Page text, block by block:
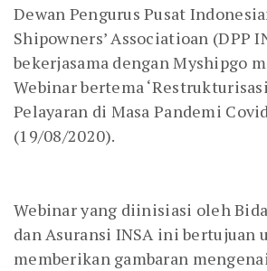
Dewan Pengurus Pusat
Shipowners’ Associatioan (DPP
bekerjasama dengan Myshipgo
Webinar bertema
Pelayaran di Masa Pandemi
(19/08/2020).
Webinar yang diinisiasi oleh
dan Asuransi INSA ini bertujuan
memberikan gambaran